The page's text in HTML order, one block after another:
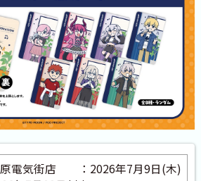
電気街店 ：2026年7月9日(木)